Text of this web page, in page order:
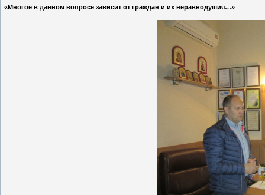
«Многое в данном вопросе зависит от граждан и их неравнодушия…»